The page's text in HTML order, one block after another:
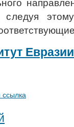
следуя
Евразии
ссылка